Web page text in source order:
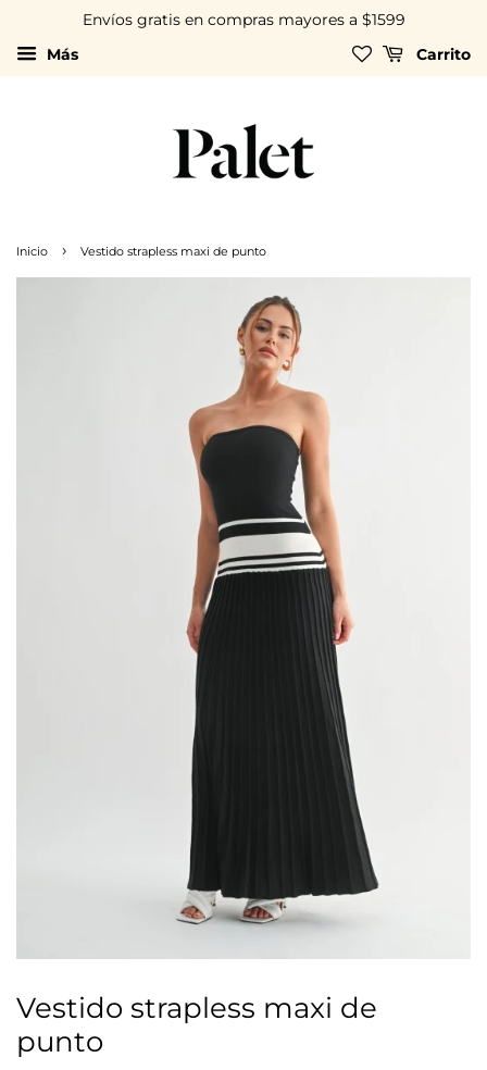
Envíos gratis en compras mayores a $1599
Más
Carrito
Inicio › Vestido strapless maxi de punto
Vestido strapless maxi de
punto